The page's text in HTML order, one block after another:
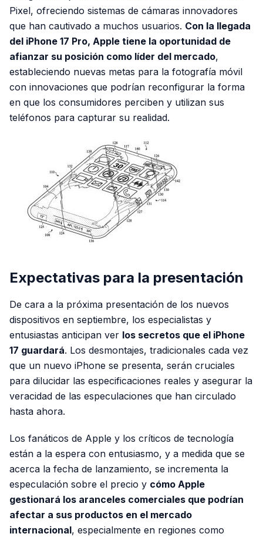
Pixel, ofreciendo sistemas de cámaras innovadores
que han cautivado a muchos usuarios. Con la llegada
del iPhone 17 Pro, Apple tiene la oportunidad de
afianzar su posición como líder del mercado,
estableciendo nuevas metas para la fotografía móvil
con innovaciones que podrían reconfigurar la forma
en que los consumidores perciben y utilizan sus
teléfonos para capturar su realidad.
Expectativas para la presentación
De cara a la próxima presentación de los nuevos
dispositivos en septiembre, los especialistas y
entusiastas anticipan ver los secretos que el iPhone
17 guardará. Los desmontajes, tradicionales cada vez
que un nuevo iPhone se presenta, serán cruciales
para dilucidar las especificaciones reales y asegurar la
veracidad de las especulaciones que han circulado
hasta ahora.
Los fanáticos de Apple y los críticos de tecnología
están a la espera con entusiasmo, y a medida que se
acerca la fecha de lanzamiento, se incrementa la
especulación sobre el precio y cómo Apple
gestionará los aranceles comerciales que podrían
afectar a sus productos en el mercado
internacional, especialmente en regiones como